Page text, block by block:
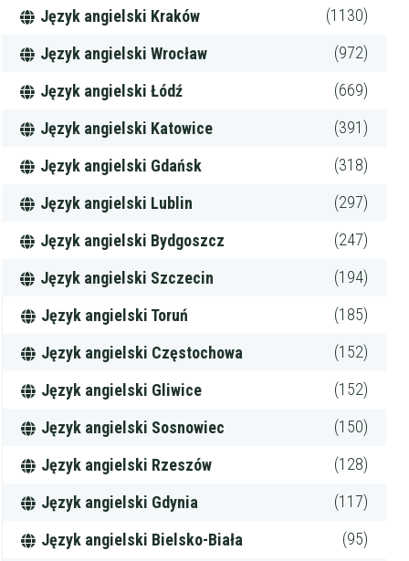
Język angielski Kraków (1130)
Język angielski Wrocław (972)
Język angielski Łódź (669)
Język angielski Katowice (391)
Język angielski Gdańsk (318)
Język angielski Lublin (297)
Język angielski Bydgoszcz (247)
Język angielski Szczecin (194)
Język angielski Toruń (185)
Język angielski Częstochowa (152)
Język angielski Gliwice (152)
Język angielski Sosnowiec (150)
Język angielski Rzeszów (128)
Język angielski Gdynia (117)
Język angielski Bielsko-Biała (95)